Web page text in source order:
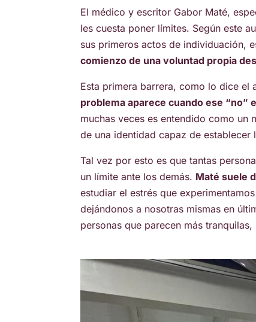
El médico y escritor Gabor Maté,
les cuesta poner límites. Según este
sus primeros actos de individuación,
comienzo de una voluntad propia
Esta primera barrera, como lo dice el
problema aparece cuando ese
muchas veces es entendido como un
de una identidad capaz de
Tal vez por esto es que tantas
un límite ante los demás. Maté suele
estudiar el estrés que
dejándonos a nosotras mismas en
personas que parecen más